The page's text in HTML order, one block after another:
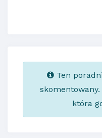
Ten
która